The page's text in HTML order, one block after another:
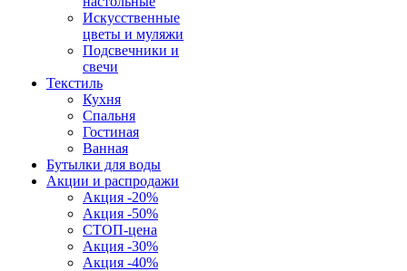
Искусственные
цветы и муляжи
Подсвечники и
свечи
Текстиль
Кухня
Спальня
Гостиная
Ванная
Бутылки для воды
Акции и распродажи
Акция -20%
Акция -50%
СТОП-цена
Акция -30%
Акция -40%